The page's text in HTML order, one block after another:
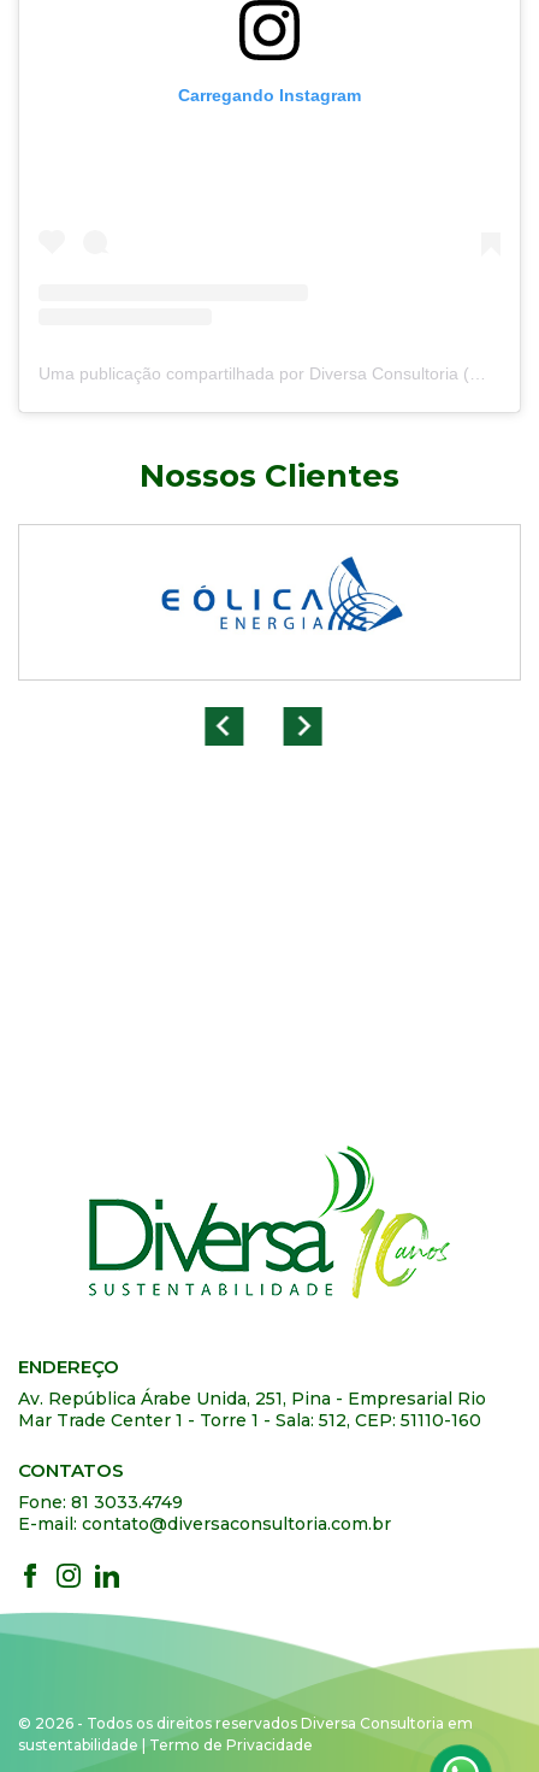
Carregando Instagram
Nossos Clientes
ENDEREÇO
Av. República Árabe Unida, 251, Pina - Empresarial Rio
Mar Trade Center 1 - Torre 1 - Sala: 512, CEP: 51110-160
CONTATOS
Fone: 81 3033.4749
E-mail: contato@diversaconsultoria.com.br
© 2026 - Todos os direitos reservados Diversa Consultoria em
sustentabilidade | Termo de Privacidade